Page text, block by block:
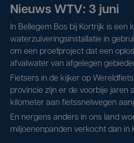
Nieuws WTV: 3 juni
In Bellegem Bos bij Kortrijk is een
waterzuiveringsinstallatie in
om een proefproject dat een
afvalwater van afgelegen
Fietsers in de kijker op
provincie zijn er de voorbije jaren
kilometer aan fietssnelwegen
En nergens anders in ons land
miljoenenpanden verkocht dan in